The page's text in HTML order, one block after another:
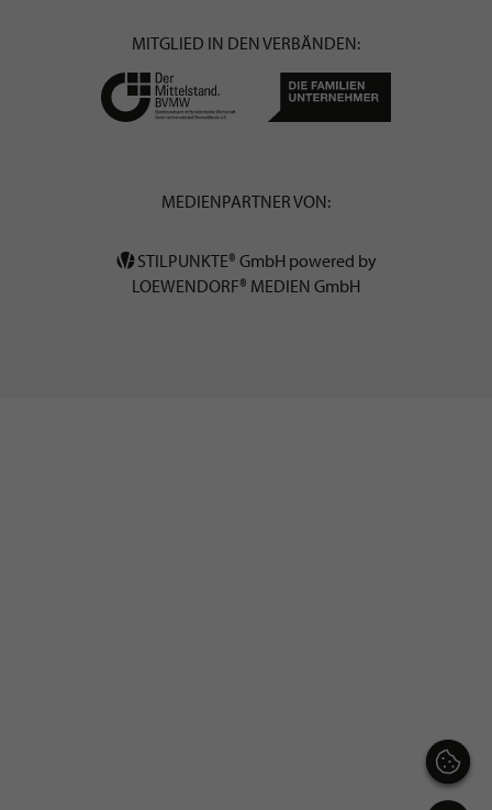
MITGLIED IN DEN VERBÄNDEN:
MEDIENPARTNER VON:
STILPUNKTE® GmbH powered by
LOEWENDORF® MEDIEN GmbH